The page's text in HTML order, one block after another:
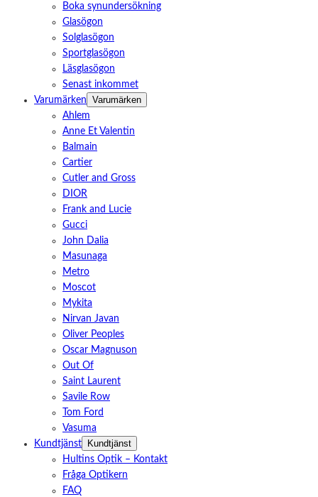
Boka synundersökning
Glasögon
Solglasögon
Sportglasögon
Läsglasögon
Senast inkommet
Varumärken
Varumärken
Ahlem
Anne Et Valentin
Balmain
Cartier
Cutler and Gross
DIOR
Frank and Lucie
Gucci
John Dalia
Masunaga
Metro
Moscot
Mykita
Nirvan Javan
Oliver Peoples
Oscar Magnuson
Out Of
Saint Laurent
Savile Row
Tom Ford
Vasuma
Kundtjänst
Kundtjänst
Hultins Optik – Kontakt
Fråga Optikern
FAQ